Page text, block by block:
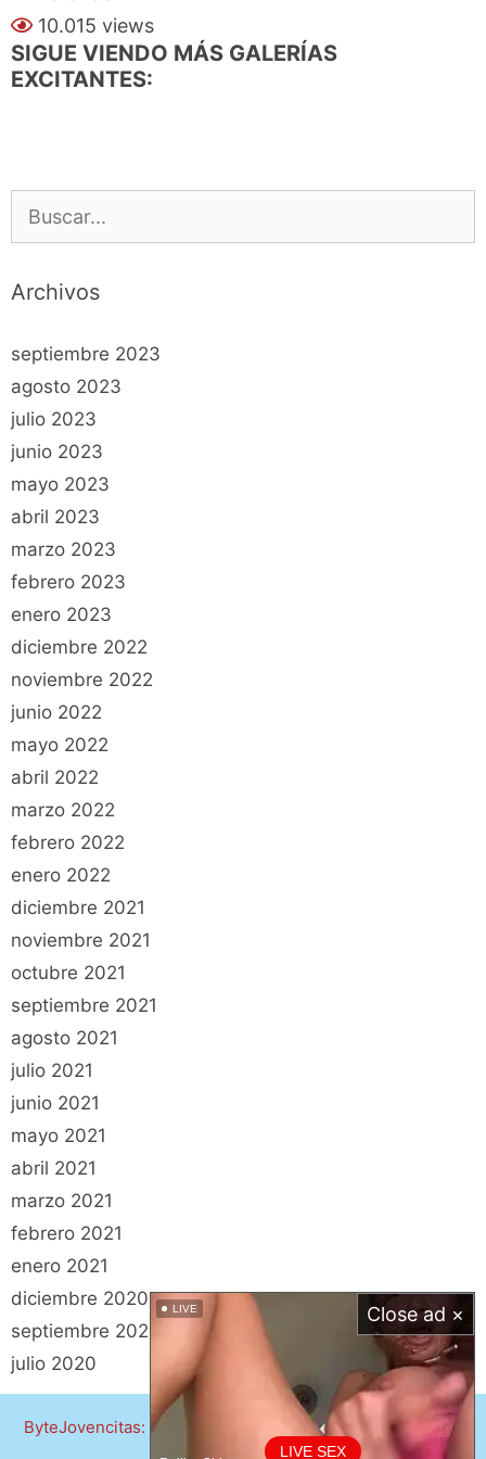
LIVE SEX
LIVE Close ad ×
10.015 views
SIGUE VIENDO MÁS GALERÍAS
EXCITANTES:
Archivos
septiembre 2023
agosto 2023
julio 2023
junio 2023
mayo 2023
abril 2023
marzo 2023
febrero 2023
enero 2023
diciembre 2022
noviembre 2022
junio 2022
mayo 2022
abril 2022
marzo 2022
febrero 2022
enero 2022
diciembre 2021
noviembre 2021
octubre 2021
septiembre 2021
agosto 2021
julio 2021
junio 2021
mayo 2021
abril 2021
marzo 2021
febrero 2021
enero 2021
diciembre 2020
septiembre 2020
julio 2020
ByteJovencitas: 2020 - 2026 © | All content is +18 |
2257
Statement